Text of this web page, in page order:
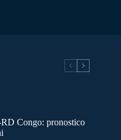
Congo: pronostico